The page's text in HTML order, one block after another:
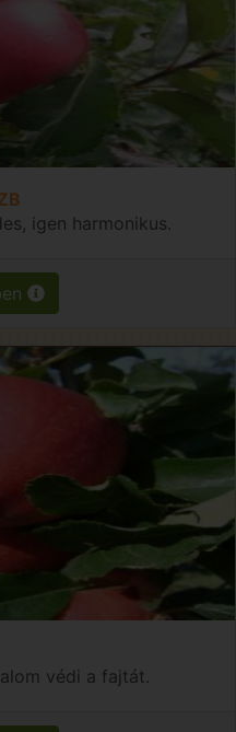
igen harmonikus.
védi a fajtát.